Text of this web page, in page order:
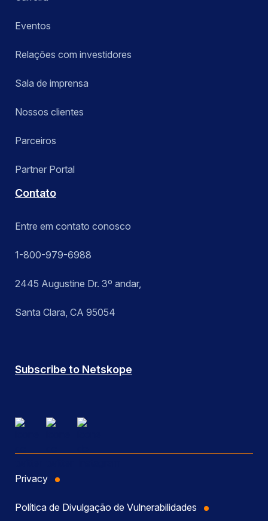
Eventos
Relações com investidores
Sala de imprensa
Nossos clientes
Parceiros
Partner Portal
Contato
Entre em contato conosco
1-800-979-6988
2445 Augustine Dr. 3º andar,
Santa Clara, CA 95054
Subscribe to Netskope
Privacy
Política de Divulgação de Vulnerabilidades